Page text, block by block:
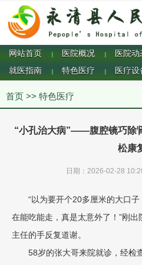
网站首页 | 医院概况 | 医院动
就医指南
| 特色医疗 | 医疗设
首页 >> 特色医疗
“小孔治大病”——腹腔镜巧除
松康
日期：2026-02-28
“以为要开个20多厘米的大口
在能吃能走，真是太意外了！”刚
主任的手反复道谢。
58岁的张大哥来院就诊，经检